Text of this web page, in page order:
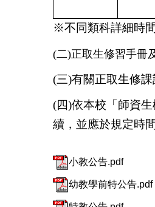
※不同類科詳細時
(二)正取生修習手冊
(三)有關正取生修
(四)依本校「師資
續，並應於規定時
小教公告.pdf
幼教學前特公告.pdf